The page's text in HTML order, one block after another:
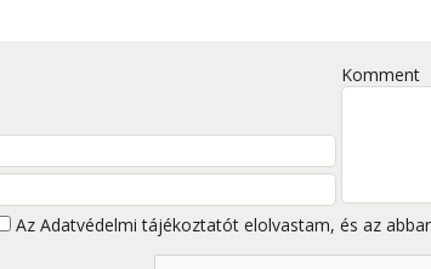
Komment
Az Adatvédelmi tájékoztatót elolvastam, és az